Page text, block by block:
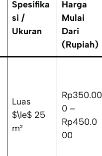
Spesifika
si /
Ukuran
Harga
Mulai
Dari
(Rupiah)
Luas
$\le$ 25
m²
Rp350.00
0 –
Rp450.0
00